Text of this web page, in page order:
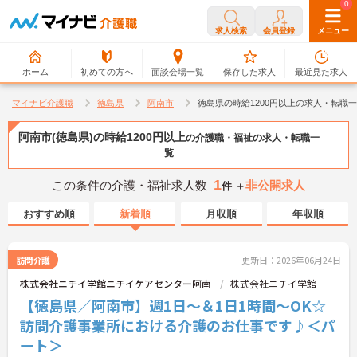
求人検索 会員登録 メニュー
ホーム 初めての方へ 面談会場一覧
0
保存した求人
0
最近見た求人
マイナビ介護職 徳島県 阿南市 徳島県の時給1200円以上の求人・転職
阿南市(徳島県)の時給1200円以上の介護職・福祉の求人・転職一
覧
この条件の介護・福祉求人数 1件 ＋非公開求人
おすすめ順 新着順 月収順 年収順
訪問介護 更新日：2026年06月24日
株式会社ニチイ学館ニチイケアセンター阿南 株式会社ニチイ学館
【徳島県／阿南市】週1日～＆1日1時間～OK☆
訪問介護事業所における介護のお仕事です♪＜パ
ート＞